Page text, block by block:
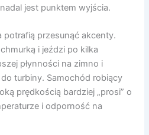
jest punktem wyjścia.
potrafią przesunąć akcenty.
i jeździ po kilka
płynności na zimno i
turbiny. Samochód robiący
prędkością bardziej „prosi” o
i odporność na